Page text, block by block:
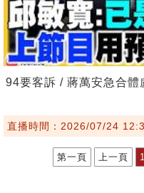
94要客訴 / 蔣萬安急合體
直播時間：2026/07/24
第一頁 上一頁 1